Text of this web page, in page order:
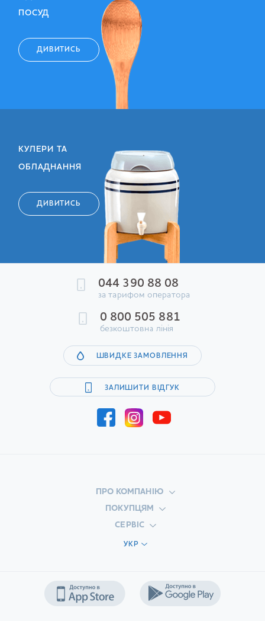
ПОСУД
ДИВИТИСЬ
КУЛЕРИ ТА
ОБЛАДНАННЯ
ДИВИТИСЬ
044 390 88 08
за тарифом оператора
0 800 505 881
безкоштовна лінія
ШВИДКЕ ЗАМОВЛЕННЯ
ЗАЛИШИТИ ВІДГУК
ПРО КОМПАНІЮ
ПОКУПЦЯМ
СЕРВІС
УКР